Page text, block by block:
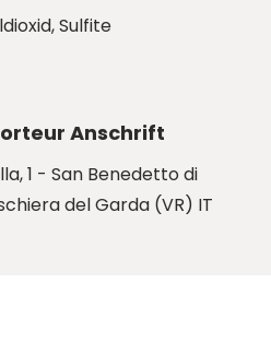
, Sulfite
Anschrift
1 - San Benedetto di
del Garda (VR) IT